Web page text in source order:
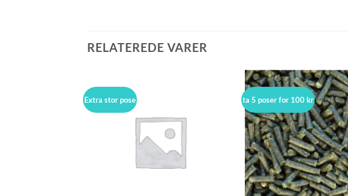
RELATEREDE VARER
Extra stor pose ta 5 poser for 100 kr